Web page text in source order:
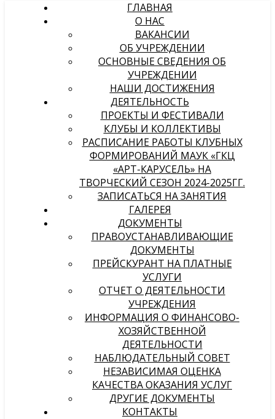
ГЛАВНАЯ
О НАС
ВАКАНСИИ
ОБ УЧРЕЖДЕНИИ
ОСНОВНЫЕ СВЕДЕНИЯ ОБ
УЧРЕЖДЕНИИ
НАШИ ДОСТИЖЕНИЯ
ДЕЯТЕЛЬНОСТЬ
ПРОЕКТЫ И ФЕСТИВАЛИ
КЛУБЫ И КОЛЛЕКТИВЫ
РАСПИСАНИЕ РАБОТЫ КЛУБНЫХ
ФОРМИРОВАНИЙ МАУК «ГКЦ
«АРТ-КАРУСЕЛЬ» НА
ТВОРЧЕСКИЙ СЕЗОН 2024-2025ГГ.
ЗАПИСАТЬСЯ НА ЗАНЯТИЯ
ГАЛЕРЕЯ
ДОКУМЕНТЫ
ПРАВОУСТАНАВЛИВАЮЩИЕ
ДОКУМЕНТЫ
ПРЕЙСКУРАНТ НА ПЛАТНЫЕ
УСЛУГИ
ОТЧЕТ О ДЕЯТЕЛЬНОСТИ
УЧРЕЖДЕНИЯ
ИНФОРМАЦИЯ О ФИНАНСОВО-
ХОЗЯЙСТВЕННОЙ
ДЕЯТЕЛЬНОСТИ
НАБЛЮДАТЕЛЬНЫЙ СОВЕТ
НЕЗАВИСИМАЯ ОЦЕНКА
КАЧЕСТВА ОКАЗАНИЯ УСЛУГ
ДРУГИЕ ДОКУМЕНТЫ
КОНТАКТЫ